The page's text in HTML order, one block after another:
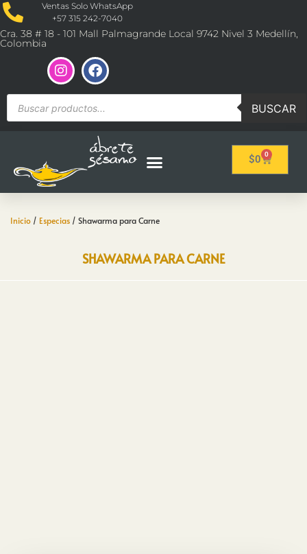
Ventas Solo WhatsApp
+57 315 242-7040
Cra. 38 # 18 - 101 Mall Palmagrande Local 9742 Nivel 3 Medellín,
Colombia
BUSCAR
$0 0
Inicio / Especias / Shawarma para Carne
SHAWARMA PARA CARNE